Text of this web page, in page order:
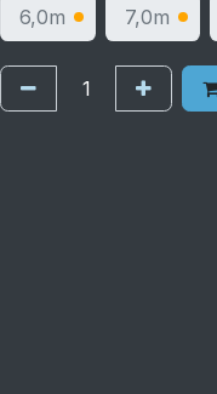
6,0m 7,0m